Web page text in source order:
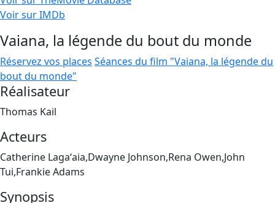
Voir sur IMDb
Vaiana, la légende du bout du monde
Réservez vos places Séances du film "Vaiana, la légende du
bout du monde"
Réalisateur
Thomas Kail
Acteurs
Catherine Lagaʻaia,Dwayne Johnson,Rena Owen,John
Tui,Frankie Adams
Synopsis